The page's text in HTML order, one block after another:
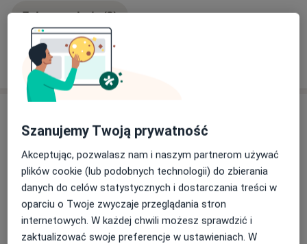
Zobacz galerię (3)
Konsultacja ortopedyczna
Od 320 zł Szczegóły Umów wizytę
Konsultacja ortopedyczna + USG
350 zł Szczegóły Umów wizytę
Szanujemy Twoją prywatność
Akceptując, pozwalasz nam i naszym partnerom używać
plików cookie (lub podobnych technologii) do zbierania
danych do celów statystycznych i dostarczania treści w
oparciu o Twoje zwyczaje przeglądania stron
internetowych. W każdej chwili możesz sprawdzić i
zaktualizować swoje preferencje w ustawieniach. W